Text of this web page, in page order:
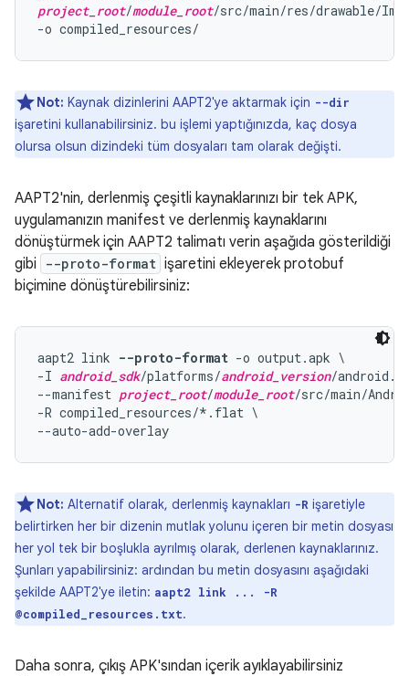
project_root/module_root/src/main/res/drawable/
Not: Kaynak dizinlerini AAPT2'ye aktarmak için --dir
işaretini kullanabilirsiniz. bu işlemi yaptığınızda, kaç dosya
olursa olsun dizindeki tüm dosyaları tam olarak değişti.
AAPT2'nin, derlenmiş çeşitli kaynaklarınızı bir tek APK,
uygulamanızın manifest ve derlenmiş kaynaklarını
dönüştürmek için AAPT2 talimatı verin aşağıda gösterildiği
gibi
--proto-format işaretini ekleyerek protobuf
biçimine dönüştürebilirsiniz:
aapt2 link --proto-format -o output.apk \
-I android_sdk/platforms/android_version/
--manifest project_root/module_root/src/main/
-R compiled_resources/*.flat \
Not: Alternatif olarak, derlenmiş kaynakları -R işaretiyle
belirtirken her bir dizenin mutlak yolunu içeren bir metin dosyası
her yol tek bir boşlukla ayrılmış olarak, derlenen kaynaklarınız.
Şunları yapabilirsiniz: ardından bu metin dosyasını aşağıdaki
şekilde AAPT2'ye iletin: aapt2 link ... -R
@compiled_resources.txt.
Daha sonra, çıkış APK'sından içerik ayıklayabilirsiniz